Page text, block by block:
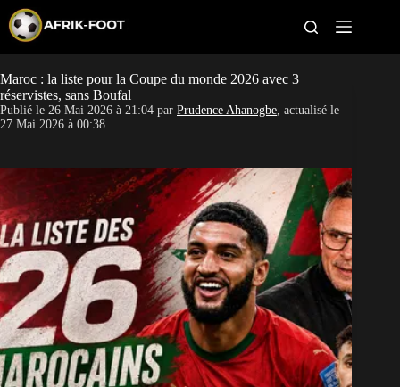
p
t
o
c
o
e
t
CAN féminine
Pays
Clubs
Classement
Paris sportifs
Maroc : la liste pour la Coupe du monde 2026 avec 3
réservistes, sans Boufal
Publié le 26 Mai 2026 à 21:04 par Prudence Ahanogbe, actualisé le
27 Mai 2026 à 00:38